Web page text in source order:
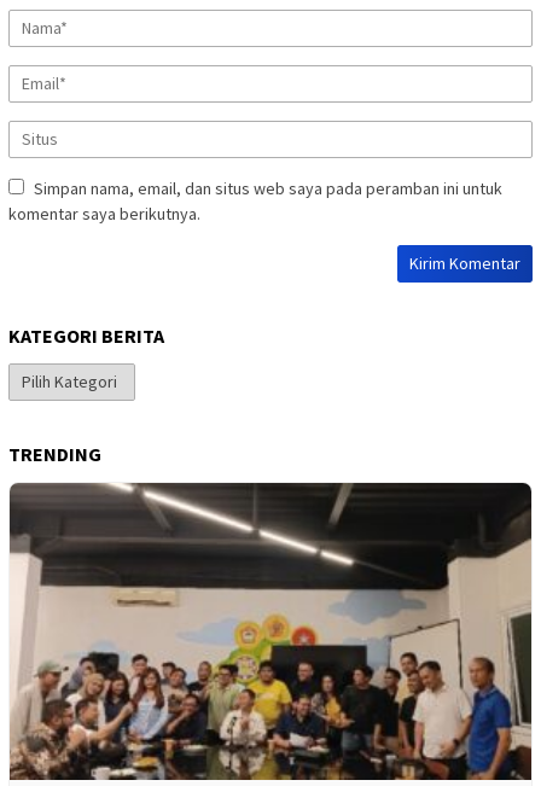
Simpan nama, email, dan situs web saya pada peramban ini untuk
komentar saya berikutnya.
KATEGORI BERITA
Kategori
Berita
TRENDING